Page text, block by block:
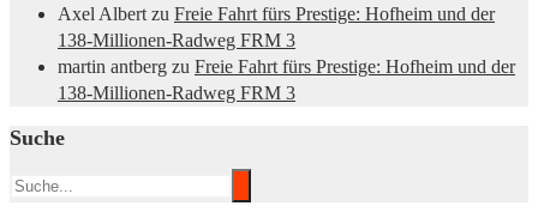
Axel Albert zu Freie Fahrt fürs Prestige: Hofheim und der
138-Millionen-Radweg FRM 3
martin antberg zu Freie Fahrt fürs Prestige: Hofheim und der
138-Millionen-Radweg FRM 3
Suche